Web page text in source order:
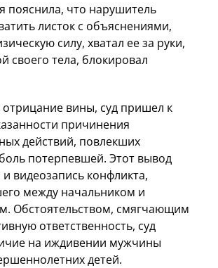
пояснила, что нарушитель
листок с объяснениями,
силу, хватал ее за руки,
своего тела, блокировал
вины, суд пришел к
причинения
действий, повлекших
потерпевшей. Этот вывод
видеозапись конфликта,
между начальником и
Обстоятельством, смягчающим
ответственность, суд
на иждивении мужчины
детей.